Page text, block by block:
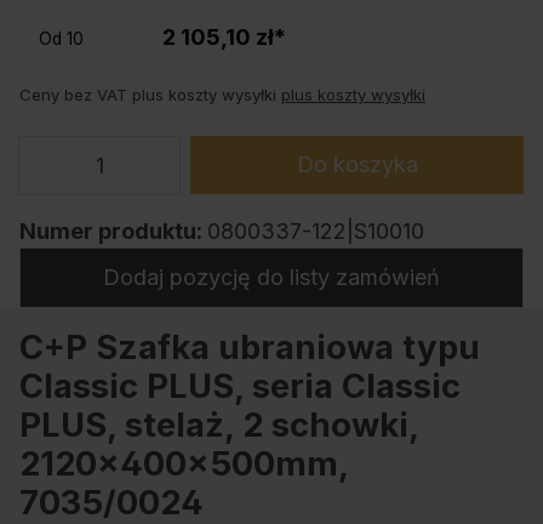
Od 10 2 105,10 zł*
Ceny bez VAT plus koszty wysyłki plus koszty wysyłki
Do koszyka
Numer produktu: 0800337-122|S10010
Dodaj pozycję do listy zamówień
C+P Szafka ubraniowa typu
Classic PLUS, seria Classic
PLUS, stelaż, 2 schowki,
2120x400x500mm,
7035/0024